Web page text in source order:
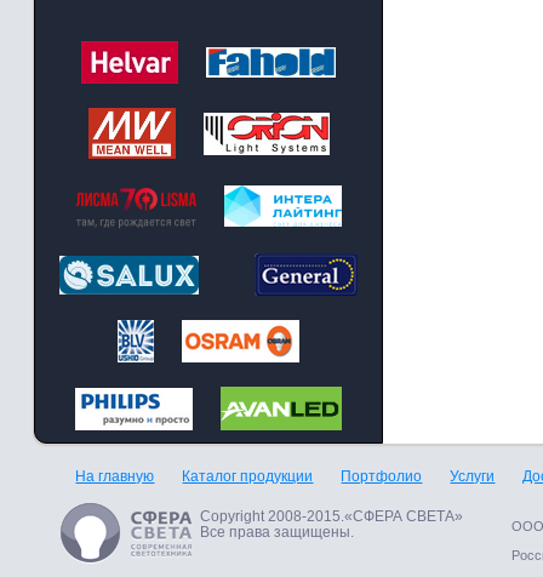
На главную Каталог продукции Портфолио Услуги
Copyright 2008-2015.«СФЕРА СВЕТА»
Все права защищены.
ООО